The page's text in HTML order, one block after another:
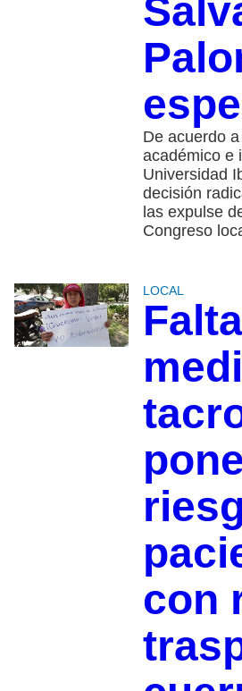
De acuerdo
académico e
Universidad
decisión
las expulse
Congreso
LOCAL
con